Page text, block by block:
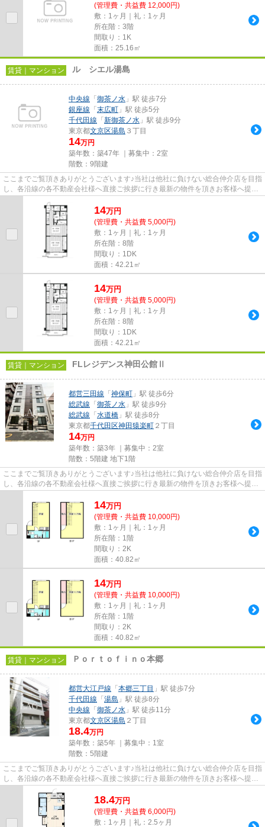
(管理費・共益費 12,000円)
敷：1ヶ月｜礼：1ヶ月
所在階：3階
間取り：1K
面積：25.16㎡
賃貸｜マンション ル シエル湯島
中央線 「 御茶ノ水 」駅 徒歩7分
銀座線 「 末広町 」駅 徒歩5分
千代田線 「 新御茶ノ水 」駅 徒歩9分
東京都文京区湯島 ３丁目
14万円
築年数：築47年 ｜募集中： 2室
階数：9階建
ここまでご覧頂きありがとうございます♪当社は他社に負けない総合仲介店を目指
し、各沿線の各不動産会社様へ直接ご挨拶に行き最新の物件を頂きお客様へ提供
14万円
(管理費・共益費 5,000円)
敷：1ヶ月｜礼：1ヶ月
所在階：8階
間取り：1DK
面積：42.21㎡
14万円
(管理費・共益費 5,000円)
敷：1ヶ月｜礼：1ヶ月
所在階：8階
間取り：1DK
面積：42.21㎡
賃貸｜マンション FLレジデンス神田公館Ⅱ
都営三田線 「 神保町 」駅 徒歩6分
総武線 「 御茶ノ水 」駅 徒歩9分
総武線 「 水道橋 」駅 徒歩8分
東京都千代田区神田猿楽町 ２丁目
14万円
築年数：築3年 ｜募集中： 2室
階数：5階建 地下1階
ここまでご覧頂きありがとうございます♪当社は他社に負けない総合仲介店を目指
し、各沿線の各不動産会社様へ直接ご挨拶に行き最新の物件を頂きお客様へ提供
14万円
(管理費・共益費 10,000円)
敷：1ヶ月｜礼：1ヶ月
所在階：1階
間取り：2K
面積：40.82㎡
14万円
(管理費・共益費 10,000円)
敷：1ヶ月｜礼：1ヶ月
所在階：1階
間取り：2K
面積：40.82㎡
賃貸｜マンション Ｐｏｒｔｏｆｉｎｏ本郷
都営大江戸線 「 本郷三丁目 」駅 徒歩7分
千代田線 「 湯島 」駅 徒歩8分
中央線 「 御茶ノ水 」駅 徒歩11分
東京都文京区湯島 ２丁目
18.4万円
築年数：築5年 ｜募集中： 1室
階数：5階建
ここまでご覧頂きありがとうございます♪当社は他社に負けない総合仲介店を目指
し、各沿線の各不動産会社様へ直接ご挨拶に行き最新の物件を頂きお客様へ提供
しております！最新の情報は...
18.4万円
(管理費・共益費 6,000円)
敷：1ヶ月｜礼：2.5ヶ月